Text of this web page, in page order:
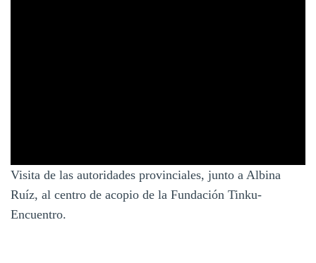
Visita de las autoridades provinciales, junto a Albina
Ruíz, al centro de acopio de la Fundación Tinku-
Encuentro.